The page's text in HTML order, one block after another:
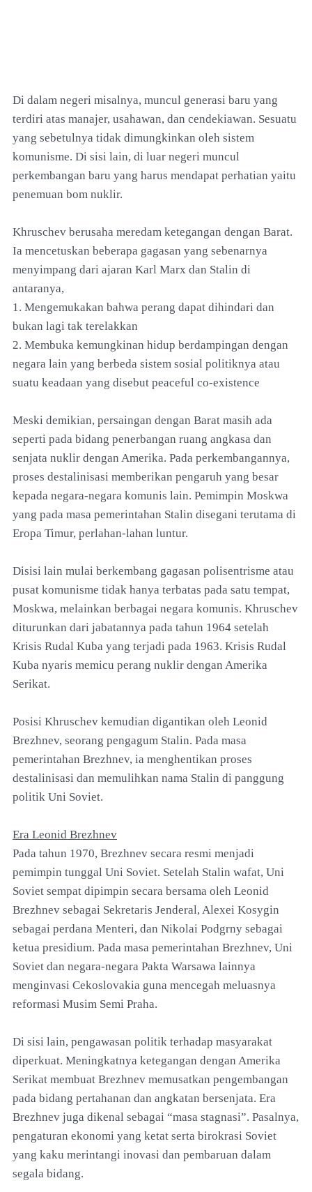
Di dalam negeri misalnya, muncul generasi baru yang
terdiri atas manajer, usahawan, dan cendekiawan. Sesuatu
yang sebetulnya tidak dimungkinkan oleh sistem
komunisme. Di sisi lain, di luar negeri muncul
perkembangan baru yang harus mendapat perhatian yaitu
penemuan bom nuklir.
Khruschev berusaha meredam ketegangan dengan Barat.
Ia mencetuskan beberapa gagasan yang sebenarnya
menyimpang dari ajaran Karl Marx dan Stalin di
antaranya,
1. Mengemukakan bahwa perang dapat dihindari dan
bukan lagi tak terelakkan
2. Membuka kemungkinan hidup berdampingan dengan
negara lain yang berbeda sistem sosial politiknya atau
suatu keadaan yang disebut peaceful co-existence
Meski demikian, persaingan dengan Barat masih ada
seperti pada bidang penerbangan ruang angkasa dan
senjata nuklir dengan Amerika. Pada perkembangannya,
proses destalinisasi memberikan pengaruh yang besar
kepada negara-negara komunis lain. Pemimpin Moskwa
yang pada masa pemerintahan Stalin disegani terutama di
Eropa Timur, perlahan-lahan luntur.
Disisi lain mulai berkembang gagasan polisentrisme atau
pusat komunisme tidak hanya terbatas pada satu tempat,
Moskwa, melainkan berbagai negara komunis. Khruschev
diturunkan dari jabatannya pada tahun 1964 setelah
Krisis Rudal Kuba yang terjadi pada 1963. Krisis Rudal
Kuba nyaris memicu perang nuklir dengan Amerika
Serikat.
Posisi Khruschev kemudian digantikan oleh Leonid
Brezhnev, seorang pengagum Stalin. Pada masa
pemerintahan Brezhnev, ia menghentikan proses
destalinisasi dan memulihkan nama Stalin di panggung
politik Uni Soviet.
Era Leonid Brezhnev
Pada tahun 1970, Brezhnev secara resmi menjadi
pemimpin tunggal Uni Soviet. Setelah Stalin wafat, Uni
Soviet sempat dipimpin secara bersama oleh Leonid
Brezhnev sebagai Sekretaris Jenderal, Alexei Kosygin
sebagai perdana Menteri, dan Nikolai Podgrny sebagai
ketua presidium. Pada masa pemerintahan Brezhnev, Uni
Soviet dan negara-negara Pakta Warsawa lainnya
menginvasi Cekoslovakia guna mencegah meluasnya
reformasi Musim Semi Praha.
Di sisi lain, pengawasan politik terhadap masyarakat
diperkuat. Meningkatnya ketegangan dengan Amerika
Serikat membuat Brezhnev memusatkan pengembangan
pada bidang pertahanan dan angkatan bersenjata. Era
Brezhnev juga dikenal sebagai “masa stagnasi”. Pasalnya,
pengaturan ekonomi yang ketat serta birokrasi Soviet
yang kaku merintangi inovasi dan pembaruan dalam
segala bidang.